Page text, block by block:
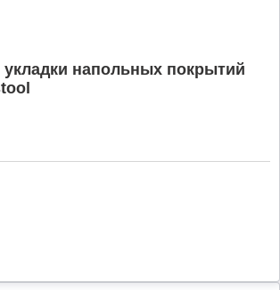
укладки напольных покрытий